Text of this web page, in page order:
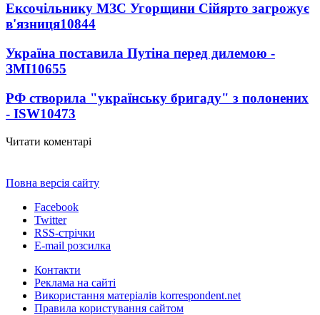
Ексочільнику МЗС Угорщини Сійярто загрожує
в'язниця10844
Україна поставила Путіна перед дилемою -
ЗМІ10655
РФ створила "українську бригаду" з полонених
- ISW10473
Читати коментарі
Повна версія сайту
Facebook
Twitter
RSS-стрічки
E-mail розсилка
Контакти
Реклама на сайті
Використання матеріалів korrespondent.net
Правила користування сайтом